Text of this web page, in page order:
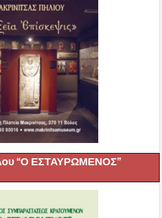
“Ο ΕΣΤΑΥΡΩΜΕΝΟΣ”